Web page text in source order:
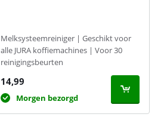
Melksysteemreiniger | Geschikt voor
alle JURA koffiemachines | Voor 30
reinigingsbeurten
14,99
Morgen bezorgd